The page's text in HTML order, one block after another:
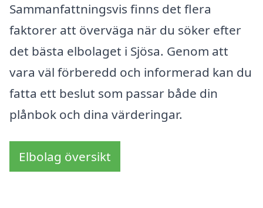
Sammanfattningsvis finns det flera
faktorer att överväga när du söker efter
det bästa elbolaget i Sjösa. Genom att
vara väl förberedd och informerad kan du
fatta ett beslut som passar både din
plånbok och dina värderingar.
Elbolag översikt